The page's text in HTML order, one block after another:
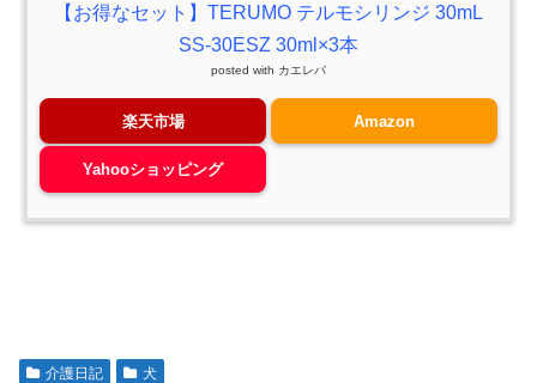
【お得なセット】TERUMO テルモシリンジ 30mL
SS-30ESZ 30ml×3本
posted with カエレバ
楽天市場 Amazon
Yahooショッピング
介護日記 犬